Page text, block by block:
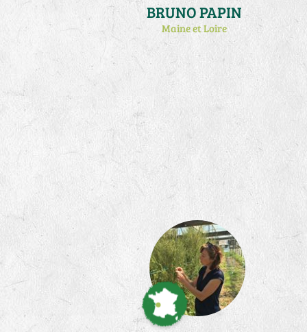
BRUNO PAPIN
Maine et Loire